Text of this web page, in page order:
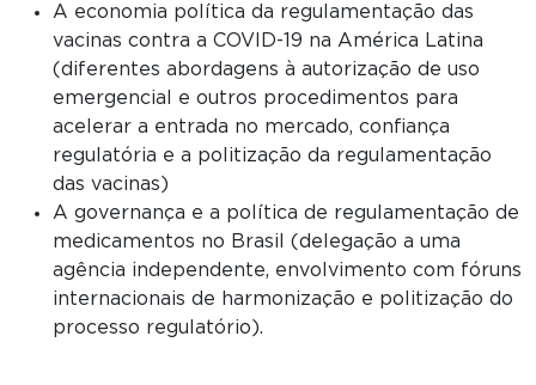
A economia política da regulamentação das
vacinas contra a COVID-19 na América Latina
(diferentes abordagens à autorização de uso
emergencial e outros procedimentos para
acelerar a entrada no mercado, confiança
regulatória e a politização da regulamentação
das vacinas)
A governança e a política de regulamentação de
medicamentos no Brasil (delegação a uma
agência independente, envolvimento com fóruns
internacionais de harmonização e politização do
processo regulatório).